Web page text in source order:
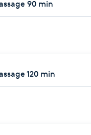
90 min
120 min